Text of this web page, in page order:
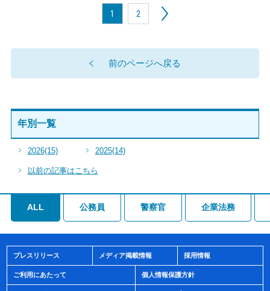
1 2
前のページへ戻る
年別一覧
2026(15) 2025(14)
以前の記事はこちら
ALL 公務員 警察官 企業法務
プレスリリース メディア掲載情報 採用情報
ご利用にあたって 個人情報保護方針